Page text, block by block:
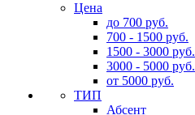
Цена
до 700 руб.
700 - 1500 руб.
1500 - 3000 руб.
3000 - 5000 руб.
от 5000 руб.
ТИП
Абсент